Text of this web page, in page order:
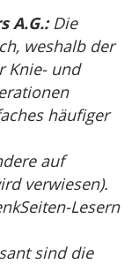
A.G.:Die
weshalb der
Knie- und
häufiger
auf
verwiesen).
Lesern
sind die